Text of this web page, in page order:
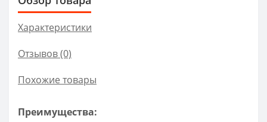
Характеристики
Отзывов (0)
Похожие товары
Преимущества: